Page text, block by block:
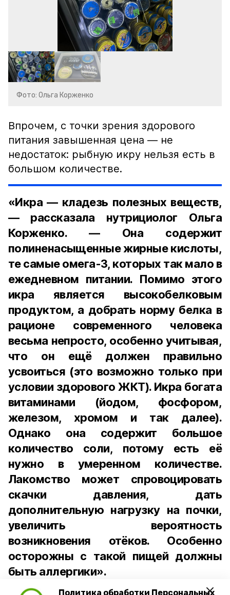
Политика обработки Персональных
Фото: Ольга Корженко
Впрочем, с точки зрения здорового
питания завышенная цена — не
недостаток: рыбную икру нельзя есть в
большом количестве.
«Икра — кладезь полезных веществ,
— рассказала нутрициолог Ольга
Корженко. — Она содержит
полиненасыщенные жирные кислоты,
те самые омега-3, которых так мало в
ежедневном питании. Помимо этого
икра является высокобелковым
продуктом, а добрать норму белка в
рационе современного человека
весьма непросто, особенно учитывая,
что он ещё должен правильно
усвоиться (это возможно только при
условии здорового ЖКТ). Икра богата
витаминами (йодом, фосфором,
железом, хромом и так далее).
Однако она содержит большое
количество соли, потому есть её
нужно в умеренном количестве.
Лакомство может спровоцировать
скачки давления, дать
дополнительную нагрузку на почки,
увеличить вероятность
возникновения отёков. Особенно
осторожны с такой пищей должны
быть аллергики».